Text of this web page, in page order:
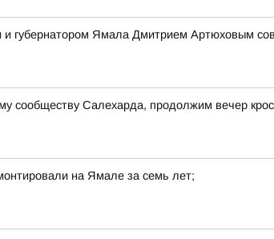
и губернатором Ямала Дмитрием Артюховым
сообществу Салехарда, продолжим вечер
на Ямале за семь лет;